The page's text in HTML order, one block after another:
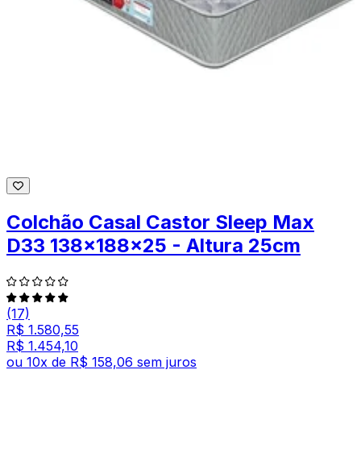
Colchão Casal Castor Sleep Max
D33 138x188x25 - Altura 25cm
(17)
R$ 1.580,55
R$ 1.454,10
ou 10x de R$ 158,06 sem juros